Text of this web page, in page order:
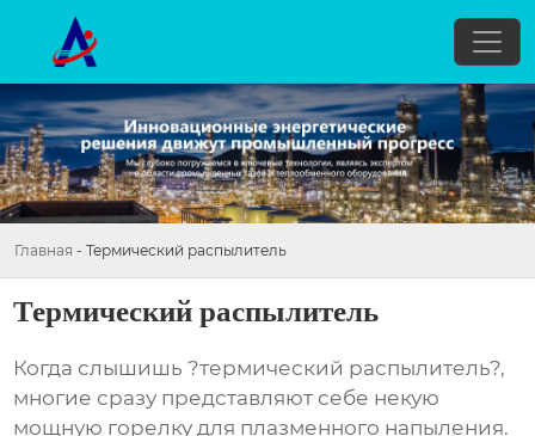
Главная - Термический распылитель
Термический распылитель
Когда слышишь ?термический распылитель?,
многие сразу представляют себе некую
мощную горелку для плазменного напыления.